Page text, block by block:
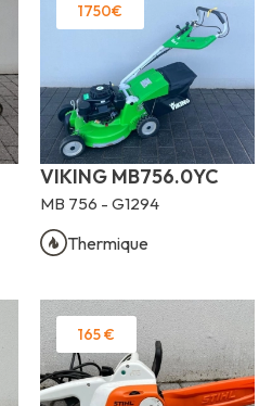
1750€
VIKING MB756.0YC
MB 756 - G1294
Thermique
165 €